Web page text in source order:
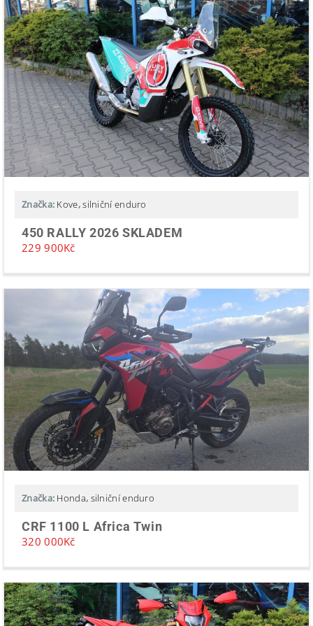
Značka: Kove,silniční enduro
450 RALLY 2026 SKLADEM
229 900Kč
Značka: Honda, silniční enduro
CRF 1100 L Africa Twin
320 000Kč